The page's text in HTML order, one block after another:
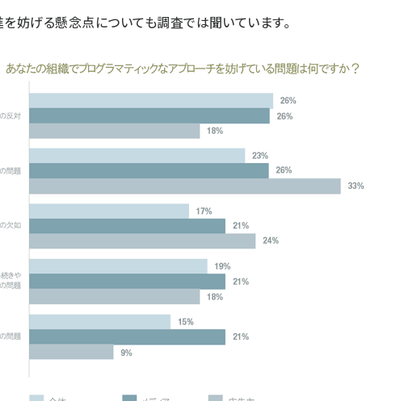
妨げる懸念点についても調査では聞いています。